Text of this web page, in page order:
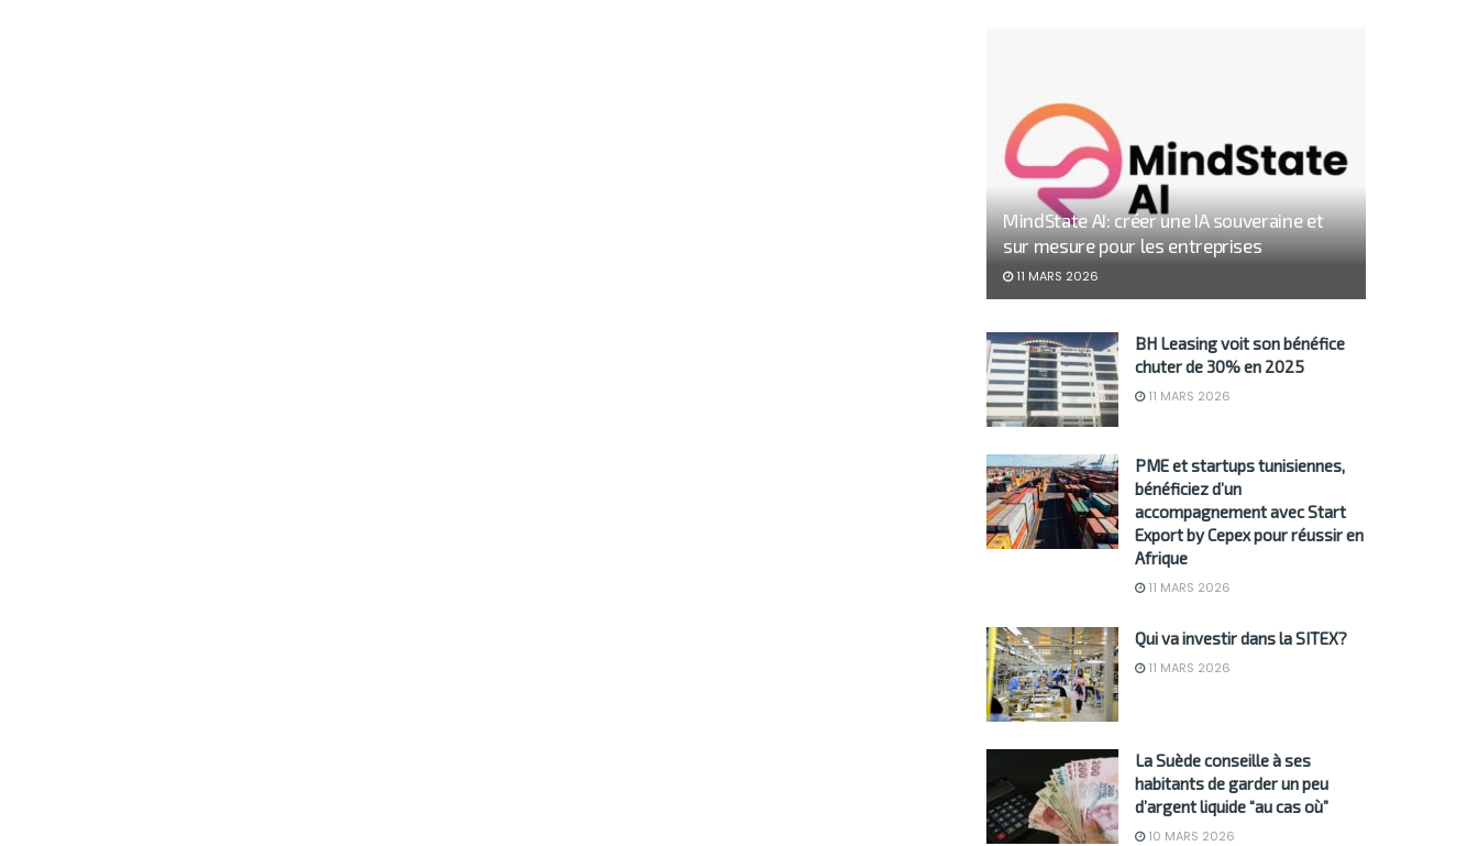
MindState AI: créer une IA souveraine et
sur mesure pour les entreprises
11 MARS 2026
BH Leasing voit son bénéfice
chuter de 30% en 2025
11 MARS 2026
PME et startups tunisiennes,
bénéficiez d’un
accompagnement avec Start
Export by Cepex pour réussir en
Afrique
11 MARS 2026
Qui va investir dans la SITEX?
11 MARS 2026
La Suède conseille à ses
habitants de garder un peu
d’argent liquide “au cas où”
10 MARS 2026